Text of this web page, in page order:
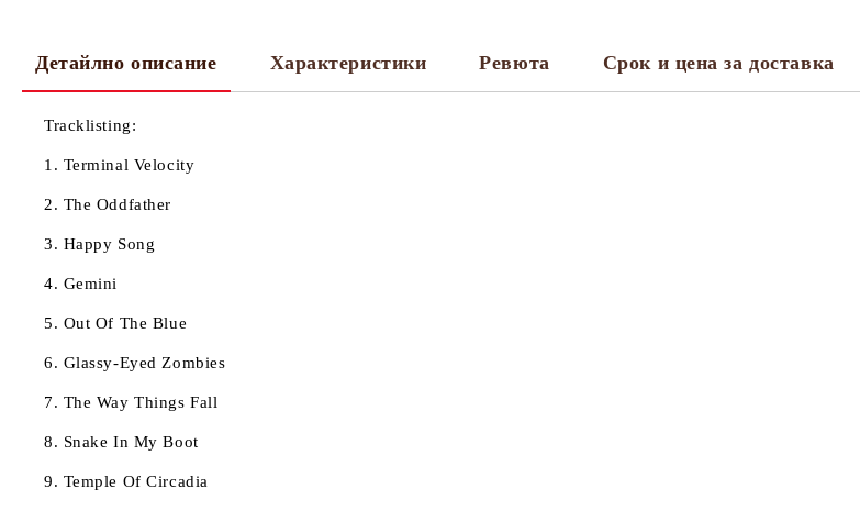
Детайлно описание Характеристики Ревюта Срок и цена за доставка
Tracklisting:
1. Terminal Velocity
2. The Oddfather
3. Happy Song
4. Gemini
5. Out Of The Blue
6. Glassy-Eyed Zombies
7. The Way Things Fall
8. Snake In My Boot
9. Temple Of Circadia